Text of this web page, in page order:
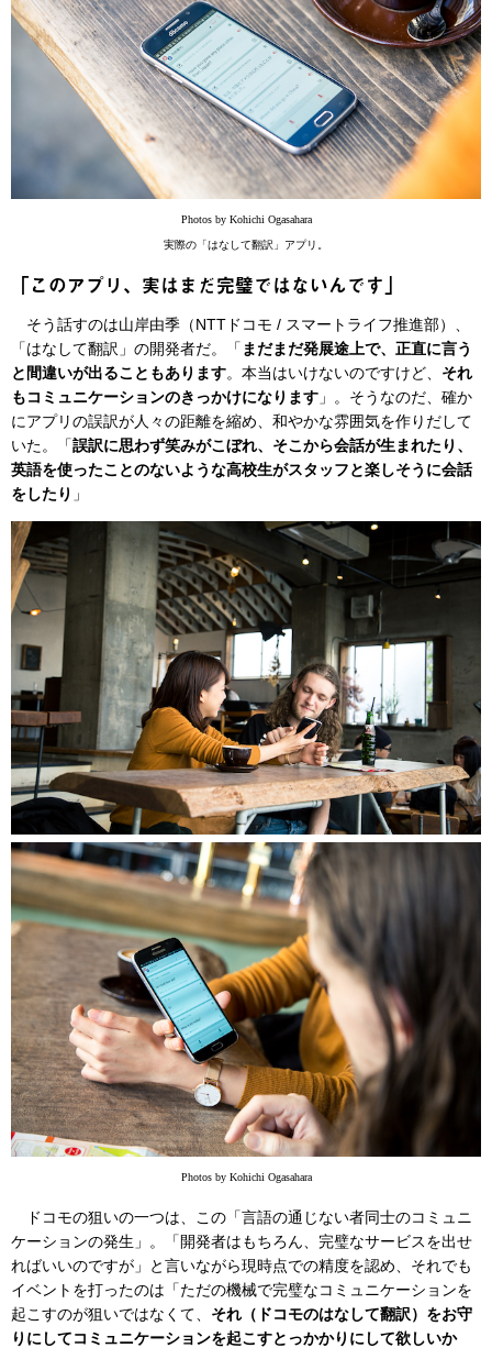
Photos by Kohichi Ogasahara
実際の「はなして翻訳」アプリ。
「このアプリ、実はまだ完璧ではないんです」
そう話すのは山岸由季（NTTドコモ / スマートライフ推進部）、
「はなして翻訳」の開発者だ。「 まだまだ発展途上で、正直に言う
と間違いが出ることもあります。本当はいけないのですけど、 それ
もコミュニケーションのきっかけになります 」。そうなのだ、確か
にアプリの誤訳が人々の距離を縮め、和やかな雰囲気を作りだして
いた。「誤訳に思わず笑みがこぼれ、そこから会話が生まれたり、
英語を使ったことのないような高校生がスタッフと楽しそうに会話
をしたり 」
Photos by Kohichi Ogasahara
ドコモの狙いの一つは、この「言語の通じない者同士のコミュニ
ケーションの発生」。「開発者はもちろん、完璧なサービスを出せ
ればいいのですが」と言いながら現時点での精度を認め、それでも
イベントを打ったのは「ただの機械で完璧なコミュニケーションを
起こすのが狙いではなくて、 それ（ドコモのはなして翻訳）をお守
りにしてコミュニケーションを起こすとっかかりにして欲しいか